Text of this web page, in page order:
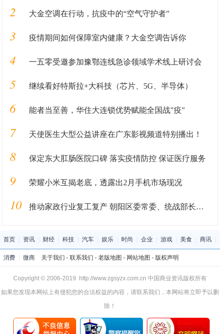
2 大金空调在行动，抗疫中的“空气守护者”
3 疫情期间如何保障室内健康？大金空调告诉你
4 一五零受邀参加豫鄂连线急诊领域学术线上研讨会
5 继续看好特斯拉+大科技（芯片、5G、半导体）
6 能者当至善，华住大连锁优势赋能全国战"疫"
7 天使医生大型公益讲座在广东影视频道特别播出！
8 保定东大肛肠医院口碑 落实疫情防控 保证医疗服务
9 荣耀小米互揭老底，透露出2月手机市场现况
10 推动家政行业复工复产 朝阳区委常委、统战部长暴剑调研管家帮
首页 资讯 财经 科技 汽车 娱乐 时尚 企业 游戏 美食 商讯
消费 微商 关于我们 - 联系我们 - 老版地图 - 网站地图 - 版权声明
Copyright © 2006-2019 http://www.zgsyzx.com.cn 中国商业资讯版权所有
如果您发现本网站上有侵犯您的合法权益的内容，请联系我们，本网站将立即予以删
除！